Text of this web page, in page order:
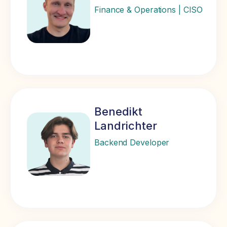
Finance & Operations | CISO
Benedikt
Landrichter
Backend Developer